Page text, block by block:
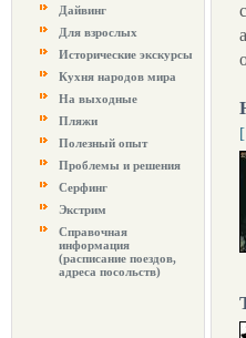
Дайвинг
Для взрослых
Исторические экскурсы
Кухня народов мира
На выходные
Пляжи
Полезный опыт
Проблемы и решения
Серфинг
Экстрим
Справочная
информация
(расписание поездов,
адреса посольств)